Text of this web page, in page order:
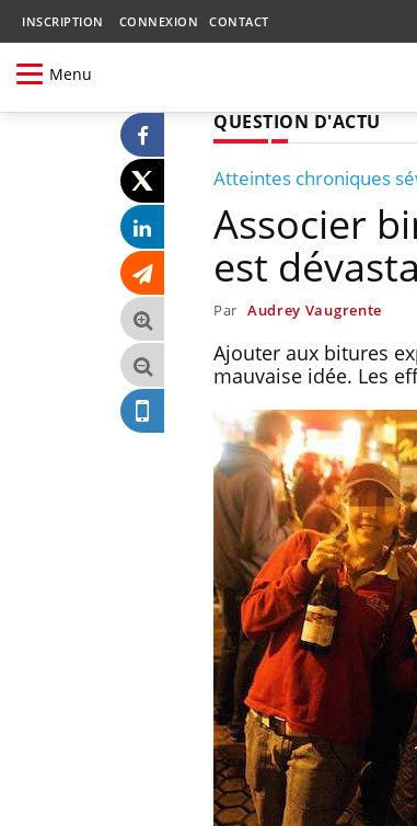
INSCRIPTION CONNEXION CONTACT
Menu
QUESTION D'ACTU
Atteintes chroniques
Associer
est
Par Audrey Vaugrente
Ajouter aux bitures
mauvaise idée. Les